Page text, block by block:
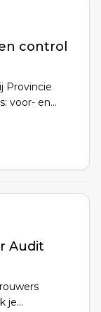
control
Provincie
voor- en
Je
en het
Audit
je